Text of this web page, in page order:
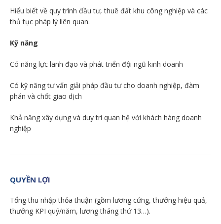
Hiểu biết về quy trình đầu tư, thuê đất khu công nghiệp và các
thủ tục pháp lý liên quan.
Kỹ năng
Có năng lực lãnh đạo và phát triển đội ngũ kinh doanh
Có kỹ năng tư vấn giải pháp đầu tư cho doanh nghiệp, đàm
phán và chốt giao dịch
Khả năng xây dựng và duy trì quan hệ với khách hàng doanh
nghiệp
QUYỀN LỢI
Tổng thu nhập thỏa thuận (gồm lương cứng, thưởng hiệu quả,
thưởng KPI quý/năm, lương tháng thứ 13…).